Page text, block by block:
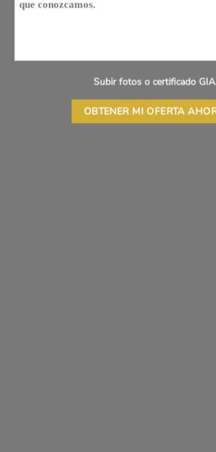
Subir fotos o certificado GIA